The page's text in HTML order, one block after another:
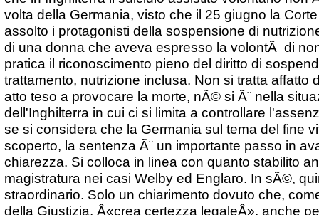
volta della Germania, visto che il 25 giugno la
assolto i protagonisti della sospensione di
di una donna che aveva espresso la volontÃ di
pratica il riconoscimento pieno del diritto di
trattamento, nutrizione inclusa. Non si tratta affatto
atto teso a provocare la morte, nÃ© si Ã¨ nella
dell'Inghilterra in cui ci si limita a controllare
se si considera che la Germania sul tema del fine
scoperto, la sentenza Ã¨ un importante passo in
chiarezza. Si colloca in linea con quanto stabilito
magistratura nei casi Welby ed Englaro. In sÃ©,
straordinario. Solo un chiarimento dovuto che,
della Giustizia, Â«crea certezza legaleÂ», anche